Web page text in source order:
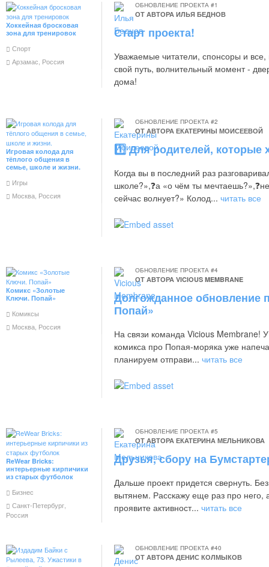
Хоккейная бросковая
зона для тренировок
Спорт
Арзамас, Россия
ОБНОВЛЕНИЕ ПРОЕКТА #1
ОТ АВТОРА ИЛЬЯ БЕДНОВ
Старт проекта!
Уважаемые читатели, спонсоры и
свой путь, волнительный момент -
дома!
Игровая колода для
тёплого общения в
семье, школе и жизни.
Игры
Москва, Россия
ОБНОВЛЕНИЕ ПРОЕКТА #2
ОТ АВТОРА ЕКАТЕРИНЫ МОИСЕЕВОЙ
1️⃣ Для родителей, которые
Когда вы в последний раз
школе?»,❓а «о чём ты
сейчас волнует?» Колод... читать все
Комикс «Золотые
Ключи. Попай»
Комиксы
Москва, Россия
ОБНОВЛЕНИЕ ПРОЕКТА #4
ОТ АВТОРА VICIOUS MEMBRANE
Долгожданное обновление
Попай»
На связи команда Vicious Membrane!
комикса про Попая-моряка уже
планируем отправи... читать все
ReWear Bricks:
интерьерные кирпичики
из старых футболок
Бизнес
Санкт-Петербург,
Россия
ОБНОВЛЕНИЕ ПРОЕКТА #5
ОТ АВТОРА ЕКАТЕРИНА МЕЛЬНИКОВА
​Друзья, сбору на
Дальше проект придется свернуть.
вытянем. Расскажу еще раз про
проявите активност... читать все
ОБНОВЛЕНИЕ ПРОЕКТА #40
ОТ АВТОРА ДЕНИС КОЛМЫКОВ